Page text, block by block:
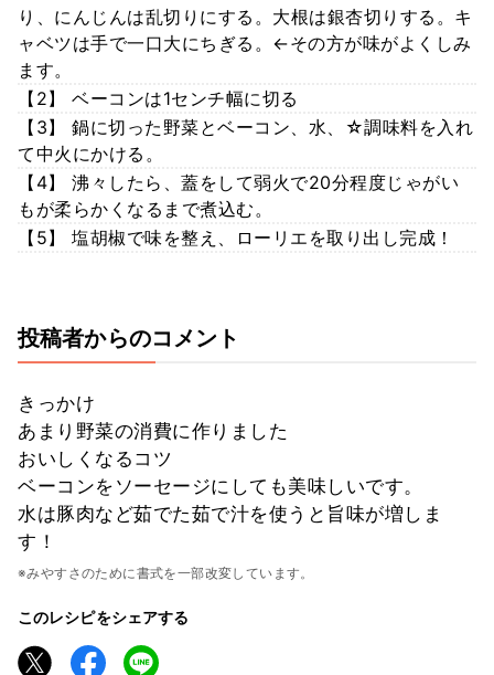
り、にんじんは乱切りにする。大根は銀杏切りする。キ
ャベツは手で一口大にちぎる。←その方が味がよくしみ
ます。
【2】 ベーコンは1センチ幅に切る
【3】 鍋に切った野菜とベーコン、水、☆調味料を入れ
て中火にかける。
【4】 沸々したら、蓋をして弱火で20分程度じゃがい
もが柔らかくなるまで煮込む。
【5】 塩胡椒で味を整え、ローリエを取り出し完成！
投稿者からのコメント
きっかけ
あまり野菜の消費に作りました
おいしくなるコツ
ベーコンをソーセージにしても美味しいです。
水は豚肉など茹でた茹で汁を使うと旨味が増しま
す！
※みやすさのために書式を一部改変しています。
このレシピをシェアする